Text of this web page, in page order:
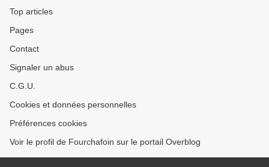
Top articles
Pages
Contact
Signaler un abus
C.G.U.
Cookies et données personnelles
Préférences cookies
Voir le profil de Fourchafoin sur le portail Overblog